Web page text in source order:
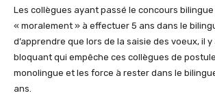
Les collègues ayant passé le concours
« moralement » à effectuer 5 ans dans le
d’apprendre que lors de la saisie des voeux, il y
bloquant qui empêche ces collègues de
monolingue et les force à rester dans le
ans.